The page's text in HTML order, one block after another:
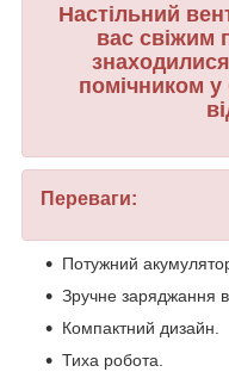
Настільний
вас свіжим
помічником у
Переваги:
Потужний
Зручне заряджання
Компактний дизайн.
Тиха робота.